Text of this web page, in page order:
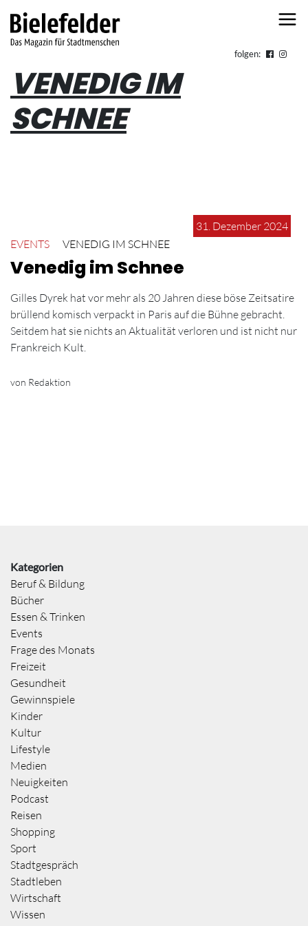
folgen:
VENEDIG IM
SCHNEE
31. Dezember 2024
EVENTS
VENEDIG IM SCHNEE
Venedig im Schnee
Gilles Dyrek hat vor mehr als 20 Jahren diese böse Zeitsatire
brüllend komisch verpackt in Paris auf die Bühne gebracht.
Seitdem hat sie nichts an Aktualität verloren und ist nicht nur
Frankreich Kult.
von Redaktion
Kategorien
Beruf & Bildung
Bücher
Essen & Trinken
Events
Frage des Monats
Freizeit
Gesundheit
Gewinnspiele
Kinder
Kultur
Lifestyle
Medien
Neuigkeiten
Podcast
Reisen
Shopping
Sport
Stadtgespräch
Stadtleben
Wirtschaft
Wissen